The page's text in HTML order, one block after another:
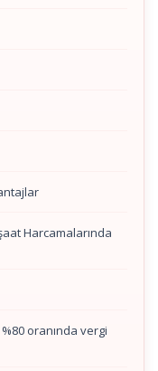
Harcamalarında
oranında vergi